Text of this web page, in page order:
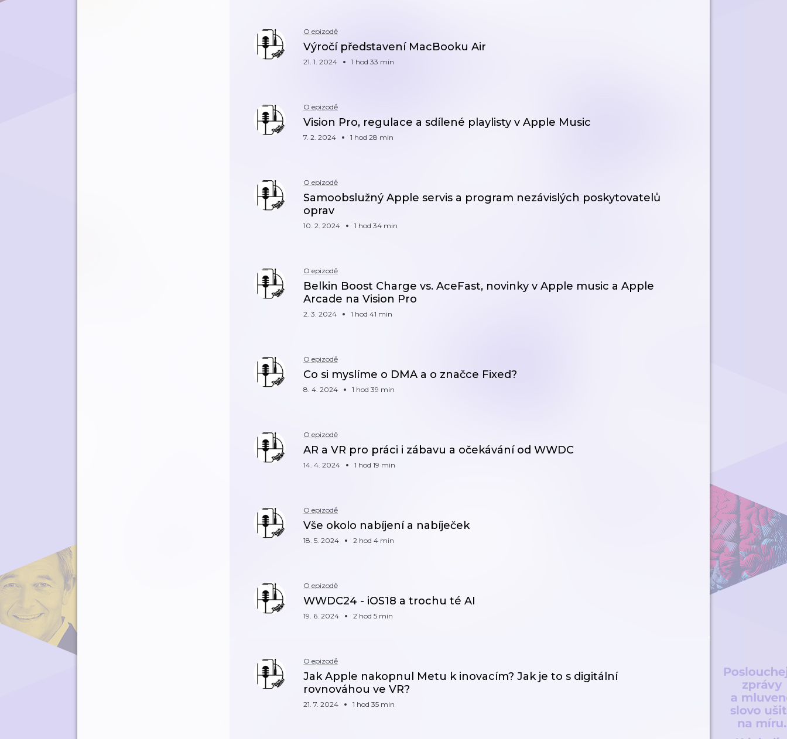
O epizodě
Výročí představení MacBooku Air
21. 1. 2024 1 hod 33 min
O epizodě
Vision Pro, regulace a sdílené playlisty v Apple Music
7. 2. 2024 1 hod 28 min
O epizodě
Samoobslužný Apple servis a program nezávislých poskytovatelů
oprav
10. 2. 2024 1 hod 34 min
O epizodě
Belkin Boost Charge vs. AceFast, novinky v Apple music a Apple
Arcade na Vision Pro
2. 3. 2024 1 hod 41 min
O epizodě
Co si myslíme o DMA a o značce Fixed?
8. 4. 2024 1 hod 39 min
O epizodě
AR a VR pro práci i zábavu a očekávání od WWDC
14. 4. 2024 1 hod 19 min
O epizodě
Vše okolo nabíjení a nabíječek
18. 5. 2024 2 hod 4 min
O epizodě
WWDC24 - iOS18 a trochu té AI
19. 6. 2024 2 hod 5 min
O epizodě
Jak Apple nakopnul Metu k inovacím? Jak je to s digitální
rovnováhou ve VR?
21. 7. 2024 1 hod 35 min